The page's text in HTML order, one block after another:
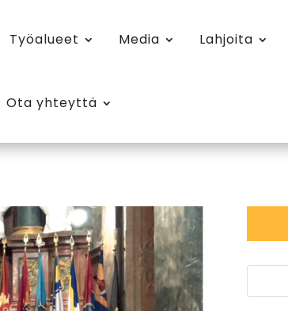
Työalueet Media Lahjoita
Ota yhteyttä